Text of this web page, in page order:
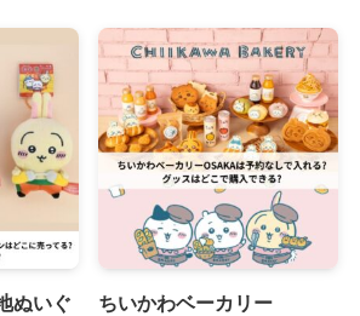
ぬいぐ
ちいかわベーカリー